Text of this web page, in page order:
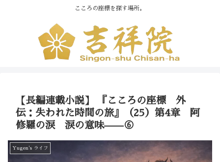
こころの座標を探す場所。
【長編連載小説】 『こころの座標 外
伝：失われた時間の旅』（25）第4章 阿
修羅の涙 涙の意味——⑥
Yugen's ライフ